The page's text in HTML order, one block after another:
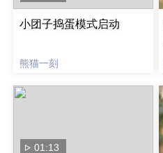
小团子捣蛋模式启动
熊猫一刻
01:13